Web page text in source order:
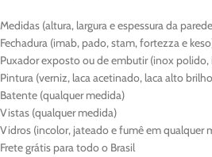
Medidas (altura, largura e espessura da
Fechadura (imab, pado, stam, fortezza e
Puxador exposto ou de embutir (inox
Pintura (verniz, laca acetinado, laca alto
Batente (qualquer medida)
Vistas (qualquer medida)
Vidros (incolor, jateado e fumê em qualquer
Frete grátis para todo o Brasil